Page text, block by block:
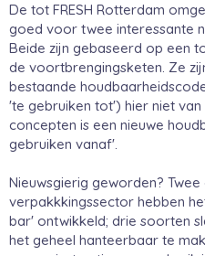
De tot FRESH Rotterdam
goed voor twee interessante
Beide zijn gebaseerd op een
de voortbrengingsketen. Ze
bestaande
'te gebruiken tot') hier niet
concepten is een nieuwe
gebruiken vanaf'.
Nieuwsgierig geworden?
verpakkkingssector hebben
bar' ontwikkeld; drie soorten
het geheel hanteerbaar te